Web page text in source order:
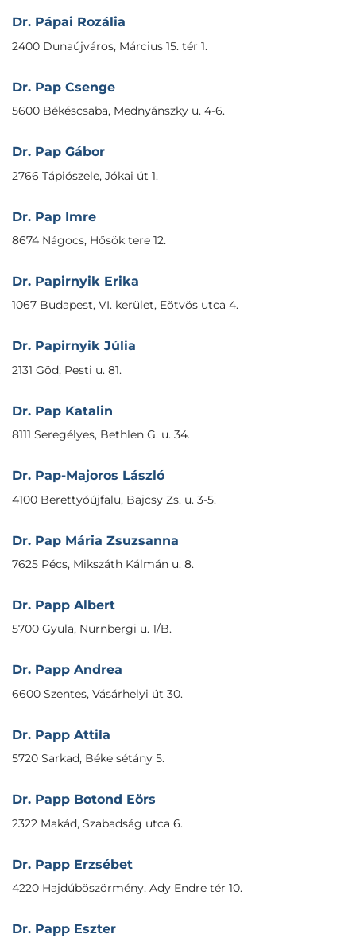
Dr. Pápai Rozália
2400 Dunaújváros, Március 15. tér 1.
Dr. Pap Csenge
5600 Békéscsaba, Mednyánszky u. 4-6.
Dr. Pap Gábor
2766 Tápiószele, Jókai út 1.
Dr. Pap Imre
8674 Nágocs, Hősök tere 12.
Dr. Papirnyik Erika
1067 Budapest, VI. kerület, Eötvös utca 4.
Dr. Papirnyik Júlia
2131 Göd, Pesti u. 81.
Dr. Pap Katalin
8111 Seregélyes, Bethlen G. u. 34.
Dr. Pap-Majoros László
4100 Berettyóújfalu, Bajcsy Zs. u. 3-5.
Dr. Pap Mária Zsuzsanna
7625 Pécs, Mikszáth Kálmán u. 8.
Dr. Papp Albert
5700 Gyula, Nürnbergi u. 1/B.
Dr. Papp Andrea
6600 Szentes, Vásárhelyi út 30.
Dr. Papp Attila
5720 Sarkad, Béke sétány 5.
Dr. Papp Botond Eörs
2322 Makád, Szabadság utca 6.
Dr. Papp Erzsébet
4220 Hajdúböszörmény, Ady Endre tér 10.
Dr. Papp Eszter